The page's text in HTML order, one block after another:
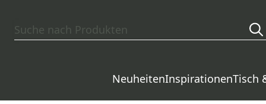
NeuheitenInspirationenTisch